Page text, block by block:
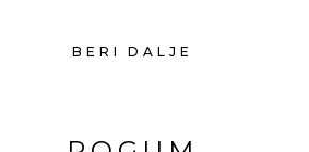
BERI DALJE